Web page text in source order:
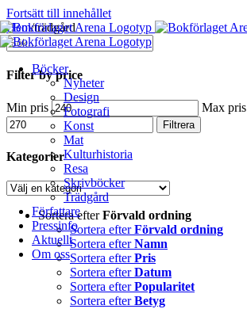
Fortsätt till innehållet
Böcker
Nyheter
Design
Fotografi
Konst
Mat
Kulturhistoria
Resa
Skrivböcker
Trädgård
Författare
Pressinfo
Aktuellt
Om oss
Hem/trädgård
Filter by price
Min pris Max pris
Filtrera
Kategorier
Sortera efterFörvald ordning
Sortera efterFörvald ordning
Sortera efterNamn
Sortera efterPris
Sortera efterDatum
Sortera efterPopularitet
Sortera efterBetyg